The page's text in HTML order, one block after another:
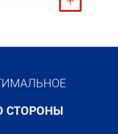
СТОРОНЫ